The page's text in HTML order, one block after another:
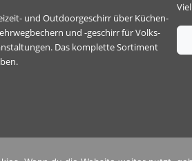
und Outdoorgeschirr über Küchen-
und -geschirr für Volks-
Das komplette Sortiment